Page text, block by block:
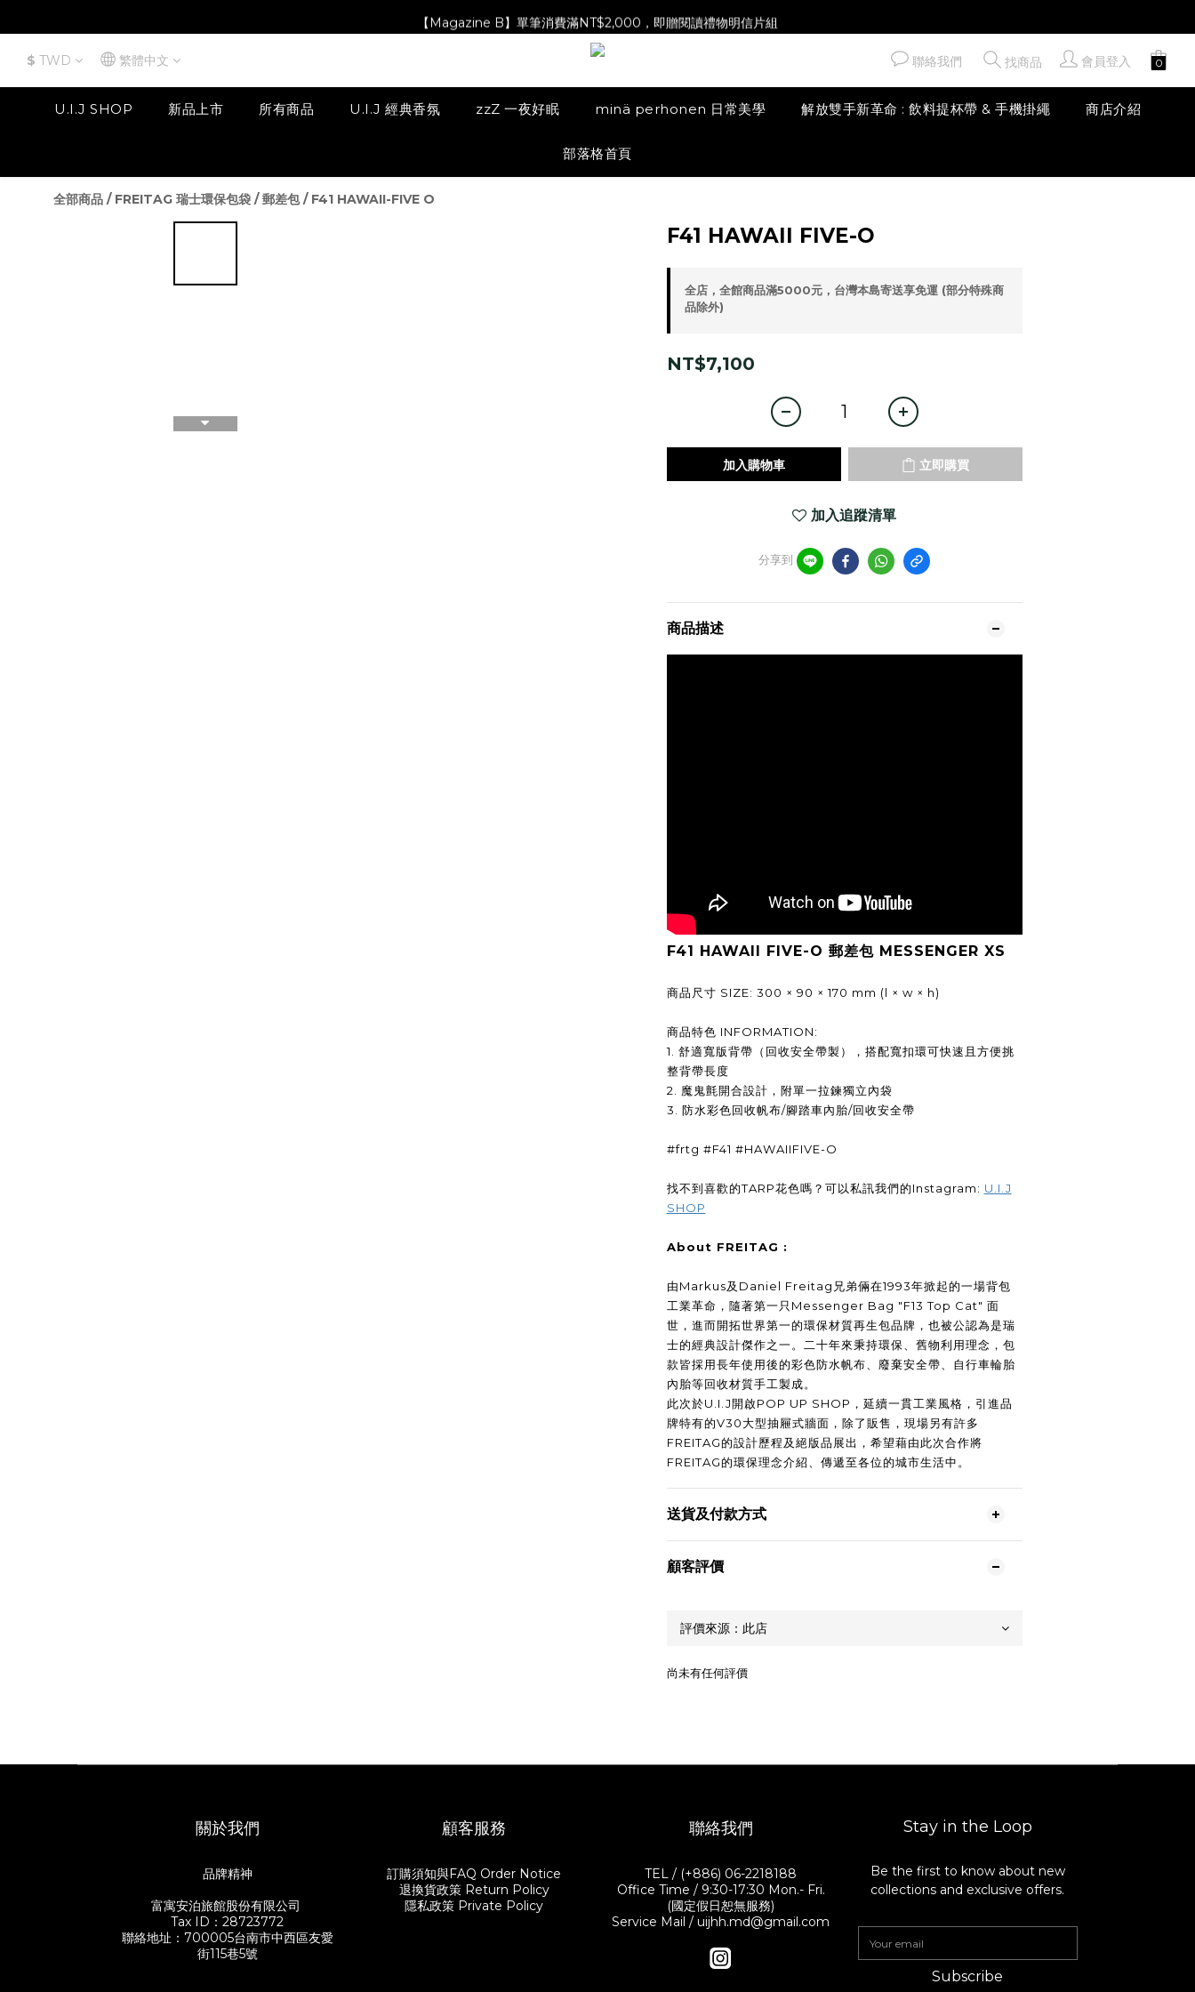
【Magazine B】單筆消費滿NT$2,000，即贈閱讀禮物明信片組
【Magazine B】單筆消費滿NT$2,000，即贈閱讀禮物明信片組
【林青那 carta 畫作】線上獨家開售，凡購買即贈限量紀念海報
【Magazine B】單筆消費滿NT$2,000，即贈閱讀禮物明信片組
$ TWD 繁體中文 聯絡我們 找商品 會員登入
U.I.J SHOP 新品上市 所有商品 U.I.J 經典香氛 zzZ 一夜好眠 minä perhonen 日常美學 解放雙手新革命 : 飲料提杯帶 & 手機掛繩 商店介紹
部落格首頁
全部商品 / FREITAG 瑞士環保包袋 /郵差包/ F41 HAWAII-FIVE O
F41 HAWAII FIVE-O
全店，全館商品滿5000元，台灣本島寄送享免運 (部分特殊商
品除外)
NT$7,100
加入購物車 立即購買
加入追蹤清單
分享到
商品描述
F41 HAWAII FIVE-O 郵差包 MESSENGER XS
商品尺寸 SIZE: 300 × 90 × 170 mm (l × w × h)
商品特色 INFORMATION:
1. 舒適寬版背帶（回收安全帶製），搭配寬扣環可快速且方便挑
整背帶長度
2. 魔鬼氈開合設計，附單一拉鍊獨立內袋
3. 防水彩色回收帆布/腳踏車內胎/回收安全帶
#frtg #F41 #HAWAIIFIVE-O
找不到喜歡的TARP花色嗎？可以私訊我們的Instagram: U.I.J
SHOP
About FREITAG :
由Markus及Daniel Freitag兄弟倆在1993年掀起的一場背包
工業革命，隨著第一只Messenger Bag "F13 Top Cat" 面
世，進而開拓世界第一的環保材質再生包品牌，也被公認為是瑞
士的經典設計傑作之一。二十年來秉持環保、舊物利用理念，包
款皆採用長年使用後的彩色防水帆布、廢棄安全帶、自行車輪胎
內胎等回收材質手工製成。
此次於U.I.J開啟POP UP SHOP，延續一貫工業風格，引進品
牌特有的V30大型抽屜式牆面，除了販售，現場另有許多
FREITAG的設計歷程及絕版品展出，希望藉由此次合作將
FREITAG的環保理念介紹、傳遞至各位的城市生活中。
送貨及付款方式
顧客評價
尚未有任何評價
關於我們
品牌精神
富寓安泊旅館股份有限公司
Tax ID：28723772
聯絡地址：700005台南市中西區友愛
街115巷5號
顧客服務
訂購須知與FAQ Order Notice
退換貨政策 Return Policy
隱私政策 Private Policy
聯絡我們
TEL / (+886) 06-2218188
Office Time / 9:30-17:30 Mon.- Fri.
(國定假日恕無服務)
Service Mail / uijhh.md@gmail.com
Stay in the Loop
Be the first to know about new
collections and exclusive offers.
Subscribe